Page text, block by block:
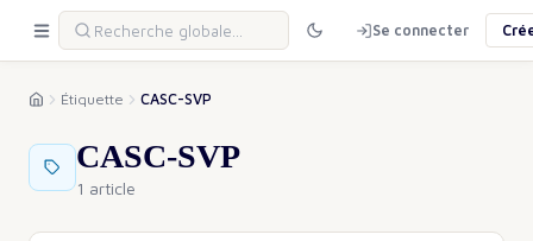
Se connecter
Étiquette CASC-SVP
CASC-SVP
1 article